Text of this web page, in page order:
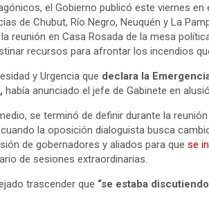
el Gobierno publicó este viernes en
de Chubut, Río Negro, Neuquén y La
reunión en Casa Rosada de la mesa
recursos para afrontar los incendios
y Urgencia que declara la
había anunciado el jefe de Gabinete en
se terminó de definir durante la
la oposición dialoguista busca
de gobernadores y aliados para que se
de sesiones extraordinarias.
trascender que “se estaba